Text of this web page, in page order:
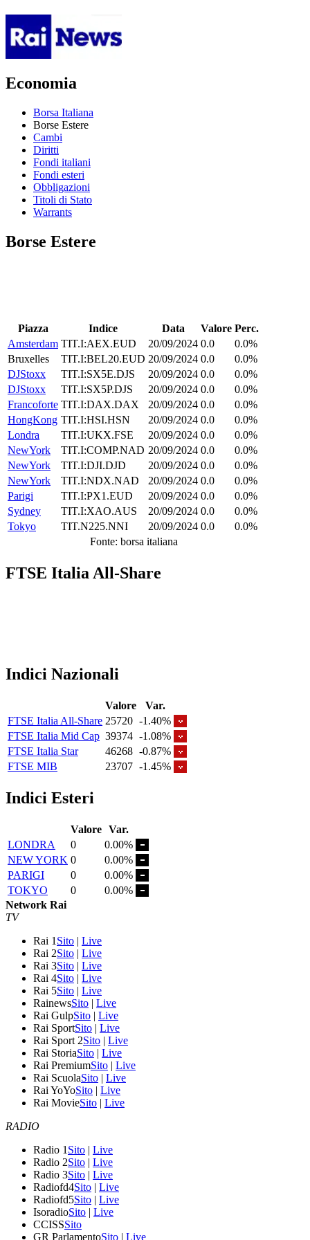
Economia
Borsa Italiana
Borse Estere
Cambi
Diritti
Fondi italiani
Fondi esteri
Obbligazioni
Titoli di Stato
Warrants
Borse Estere
Piazza Indice Data Valore Perc.
Amsterdam TIT.I:AEX.EUD 20/09/2024 0.0
0.0%
Bruxelles
TIT.I:BEL20.EUD 20/09/2024 0.0
0.0%
DJStoxx
TIT.I:SX5E.DJS 20/09/2024 0.0
0.0%
DJStoxx
TIT.I:SX5P.DJS 20/09/2024 0.0
0.0%
Francoforte TIT.I:DAX.DAX 20/09/2024 0.0
0.0%
HongKong TIT.I:HSI.HSN 20/09/2024 0.0
0.0%
Londra
TIT.I:UKX.FSE 20/09/2024 0.0
0.0%
NewYork
TIT.I:COMP.NAD 20/09/2024 0.0
0.0%
NewYork
TIT.I:DJI.DJD 20/09/2024 0.0
0.0%
NewYork
TIT.I:NDX.NAD 20/09/2024 0.0
0.0%
Parigi
TIT.I:PX1.EUD 20/09/2024 0.0
0.0%
Sydney
TIT.I:XAO.AUS 20/09/2024 0.0
0.0%
Tokyo
TIT.N225.NNI 20/09/2024 0.0
0.0%
Fonte: borsa italiana
FTSE Italia All-Share
Indici Nazionali
Valore
Var.
FTSE Italia All-Share 25720 -1.40%
FTSE Italia Mid Cap 39374 -1.08%
FTSE Italia Star
46268 -0.87%
FTSE MIB
23707 -1.45%
Indici Esteri
Valore Var.
LONDRA
0
0.00%
NEW YORK 0
0.00%
PARIGI
0
0.00%
TOKYO
0
0.00%
Network Rai
TV
Rai 1 Sito | Live
Rai 2Sito | Live
Rai 3Sito | Live
Rai 4Sito | Live
Rai 5Sito | Live
RainewsSito | Live
Rai GulpSito | Live
Rai SportSito | Live
Rai Sport 2Sito | Live
Rai StoriaSito | Live
Rai PremiumSito | Live
Rai ScuolaSito | Live
Rai YoYoSito | Live
Rai MovieSito | Live
RADIO
Radio 1 Sito | Live
Radio 2Sito | Live
Radio 3Sito | Live
Radiofd4Sito | Live
Radiofd5Sito | Live
IsoradioSito | Live
CCISSSito
GR ParlamentoSito | Live